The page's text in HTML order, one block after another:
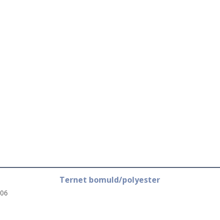
Ternet bomuld/polyester